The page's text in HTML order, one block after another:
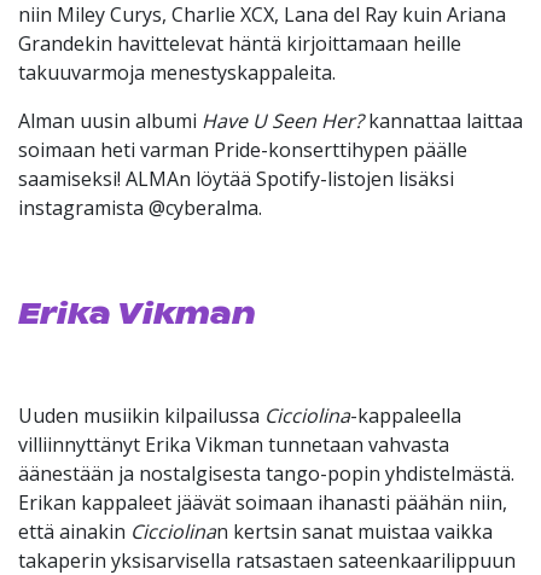
niin Miley Curys, Charlie XCX, Lana del Ray kuin Ariana
Grandekin havittelevat häntä kirjoittamaan heille
takuuvarmoja menestyskappaleita.
Alman uusin albumi Have U Seen Her?kannattaa laittaa
soimaan heti varman Pride-konserttihypen päälle
saamiseksi! ALMAn löytää Spotify-listojen lisäksi
instagramista @cyberalma.
Erika Vikman
Uuden musiikin kilpailussa Cicciolina-kappaleella
villiinnyttänyt Erika Vikman tunnetaan vahvasta
äänestään ja nostalgisesta tango-popin yhdistelmästä.
Erikan kappaleet jäävät soimaan ihanasti päähän niin,
että ainakin Cicciolinan kertsin sanat muistaa vaikka
takaperin yksisarvisella ratsastaen sateenkaarilippuun